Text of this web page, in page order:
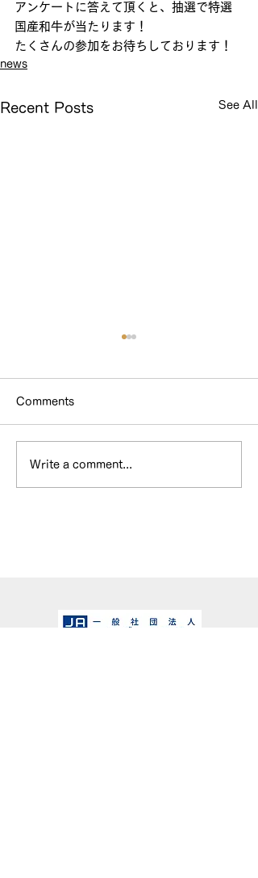
アンケートに答えて頂くと、抽選で特選
国産和牛が当たります！
たくさんの参加をお待ちしております！
news
Recent Posts See All
GO TOプランタン終了の
Comments
Write a comment...